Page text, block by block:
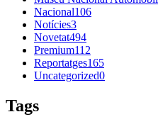
Nacional106
Notícies3
Novetat494
Premium112
Reportatges165
Uncategorized0
Tags